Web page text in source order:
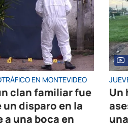
EN MONTEVIDEO
clan familiar fue
disparo en la
a una boca en
Un